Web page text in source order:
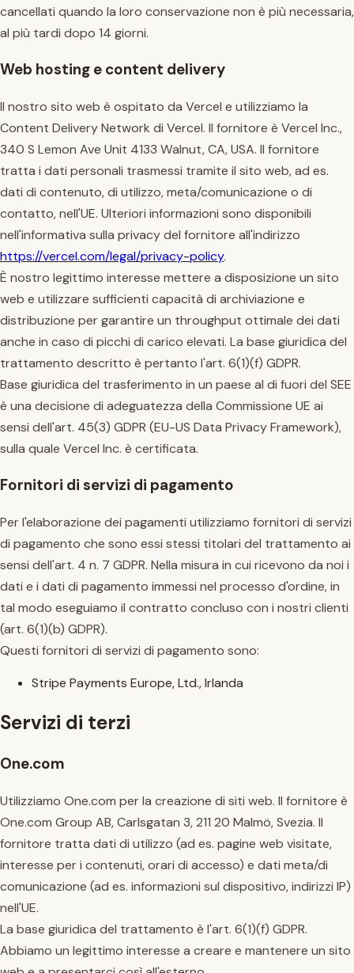
cancellati quando la loro conservazione non è più necessaria,
al più tardi dopo 14 giorni.
Web hosting e content delivery
Il nostro sito web è ospitato da Vercel e utilizziamo la
Content Delivery Network di Vercel. Il fornitore è Vercel Inc.,
340 S Lemon Ave Unit 4133 Walnut, CA, USA. Il fornitore
tratta i dati personali trasmessi tramite il sito web, ad es.
dati di contenuto, di utilizzo, meta/comunicazione o di
contatto, nell'UE. Ulteriori informazioni sono disponibili
nell'informativa sulla privacy del fornitore all'indirizzo
https://vercel.com/legal/privacy-policy.
È nostro legittimo interesse mettere a disposizione un sito
web e utilizzare sufficienti capacità di archiviazione e
distribuzione per garantire un throughput ottimale dei dati
anche in caso di picchi di carico elevati. La base giuridica del
trattamento descritto è pertanto l'art. 6(1)(f) GDPR.
Base giuridica del trasferimento in un paese al di fuori del SEE
è una decisione di adeguatezza della Commissione UE ai
sensi dell'art. 45(3) GDPR (EU-US Data Privacy Framework),
sulla quale Vercel Inc. è certificata.
Fornitori di servizi di pagamento
Per l'elaborazione dei pagamenti utilizziamo fornitori di servizi
di pagamento che sono essi stessi titolari del trattamento ai
sensi dell'art. 4 n. 7 GDPR. Nella misura in cui ricevono da noi i
dati e i dati di pagamento immessi nel processo d'ordine, in
tal modo eseguiamo il contratto concluso con i nostri clienti
(art. 6(1)(b) GDPR).
Questi fornitori di servizi di pagamento sono:
Stripe Payments Europe, Ltd., Irlanda
Servizi di terzi
One.com
Utilizziamo One.com per la creazione di siti web. Il fornitore è
One.com Group AB, Carlsgatan 3, 211 20 Malmö, Svezia. Il
fornitore tratta dati di utilizzo (ad es. pagine web visitate,
interesse per i contenuti, orari di accesso) e dati meta/di
comunicazione (ad es. informazioni sul dispositivo, indirizzi IP)
nell'UE.
La base giuridica del trattamento è l'art. 6(1)(f) GDPR.
Abbiamo un legittimo interesse a creare e mantenere un sito